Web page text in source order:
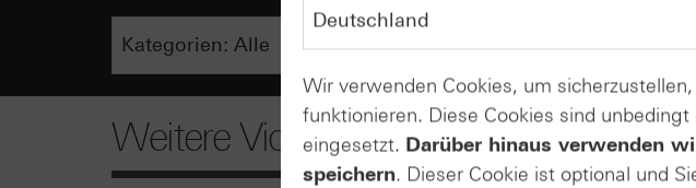
Weitere Videos
Wir verwenden Cookies, um
funktionieren. Diese Cookies sind
eingesetzt. Darüber hinaus verwenden
speichern. Dieser Cookie ist optional und